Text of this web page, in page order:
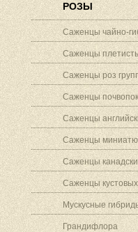
РОЗЫ
Саженцы чайно-
Саженцы
Саженцы роз
Саженцы
Саженцы
Саженцы
Саженцы
Саженцы
Мускусные
Грандифлора